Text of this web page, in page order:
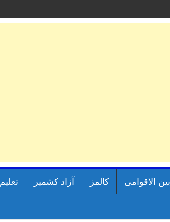
بین الاقوامی کالمز آزاد کشمیر تعلیم